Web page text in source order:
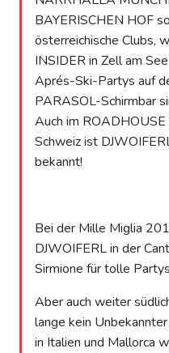
BAYERISCHEN HOF
österreichische Clubs,
INSIDER in Zell am
Aprés-Ski-Partys auf
PARASOL-Schirmbar
Auch im
Schweiz ist
bekannt!
Bei der Mille Miglia
DJWOIFERL in der
Sirmione für tolle
Aber auch weiter
lange kein
in Italien und Mallorca